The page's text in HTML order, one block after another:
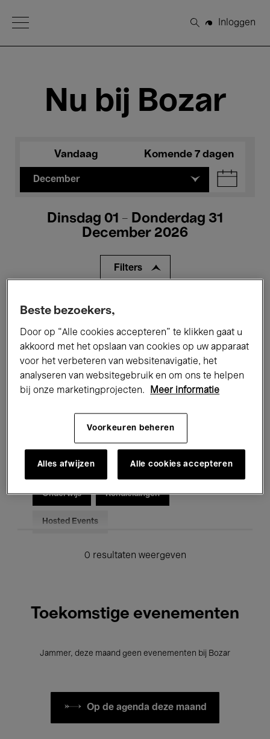
Open Menu
Zoeken
Inloggen
Nu bij Bozar
Vandaag Komende 7 dagen
December
Dinsdag 01 - Donderdag 31
December 2026
Filters
Alle evenementen
Tentoonstellingen Films
Performances Lezingen & Debatten
Jazz Klassieke Muziek Global Music
Voor iedereen Kids’ Palace
Onderwijs Rondleidingen
Hosted Events
0 resultaten weergeven
Toekomstige evenementen
Jammer, deze maand geen evenementen bij Bozar
Op de agenda deze maand
Beste bezoekers,
Door op “Alle cookies accepteren” te klikken gaat u
akkoord met het opslaan van cookies op uw apparaat
voor het verbeteren van websitenavigatie, het
analyseren van websitegebruik en om ons te helpen
bij onze marketingprojecten.
Meer informatie
Voorkeuren beheren
Alles afwijzen Alle cookies accepteren